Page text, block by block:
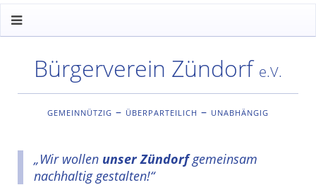
Bürgerverein Zündorf e.V.
gemeinnützig – überparteilich – unabhängig
„Wir wollen unser Zündorfgemeinsam
nachhaltig gestalten!“